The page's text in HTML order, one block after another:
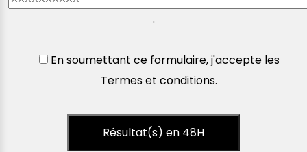
.
En soumettant ce formulaire, j'accepte les
Termes et conditions.